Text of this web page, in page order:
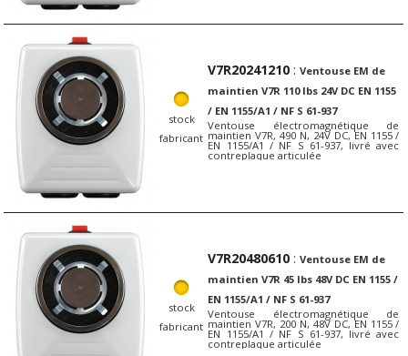
stock
fabricant
V7R20241210 :Ventouse EM de
maintien V7R 110 lbs 24V DC EN 1155
/ EN 1155/A1 / NF S 61-937
Ventouse électromagnétique de
maintien V7R, 490 N, 24V DC, EN 1155 /
EN 1155/A1 / NF S 61-937, livré avec
contreplaque articulée
stock
fabricant
V7R20480610 :Ventouse EM de
maintien V7R 45 lbs 48V DC EN 1155 /
EN 1155/A1 / NF S 61-937
Ventouse électromagnétique de
maintien V7R, 200 N, 48V DC, EN 1155 /
EN 1155/A1 / NF S 61-937, livré avec
contreplaque articulée